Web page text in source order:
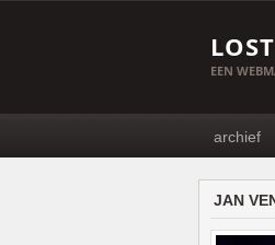
EEN
archief
JAN